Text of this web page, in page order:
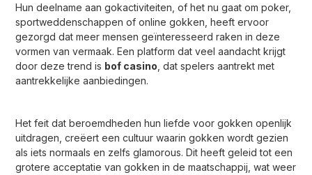
Hun deelname aan gokactiviteiten, of het nu gaat om poker,
sportweddenschappen of online gokken, heeft ervoor
gezorgd dat meer mensen geïnteresseerd raken in deze
vormen van vermaak. Een platform dat veel aandacht krijgt
door deze trend is bof casino , dat spelers aantrekt met
aantrekkelijke aanbiedingen.
Het feit dat beroemdheden hun liefde voor gokken openlijk
uitdragen, creëert een cultuur waarin gokken wordt gezien
als iets normaals en zelfs glamorous. Dit heeft geleid tot een
grotere acceptatie van gokken in de maatschappij, wat weer